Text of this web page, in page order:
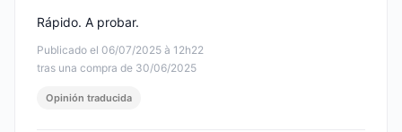
Publicado el 06/07/2025 à 12h22
tras una compra de 30/06/2025
Rápido. A probar.
Opinión traducida